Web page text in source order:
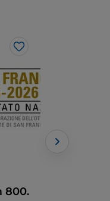
Like
800.